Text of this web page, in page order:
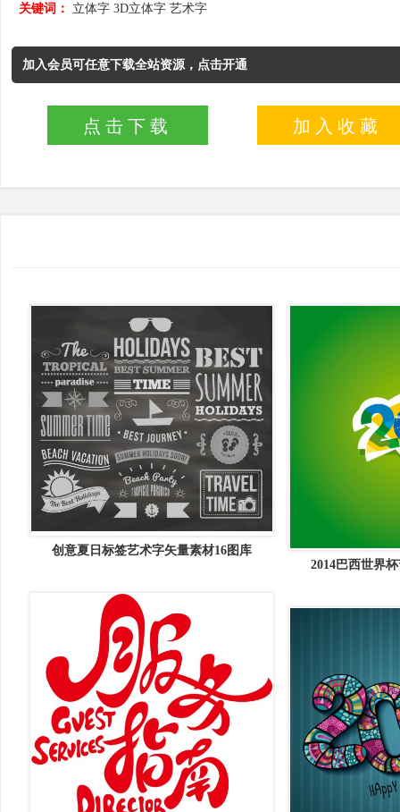
关键词： 立体字 3D立体字 艺术字
加入会员可任意下载全站资源，点击开通
点击下载 加入收藏
创意夏日标签艺术字矢量素材16图库
2014巴西世界